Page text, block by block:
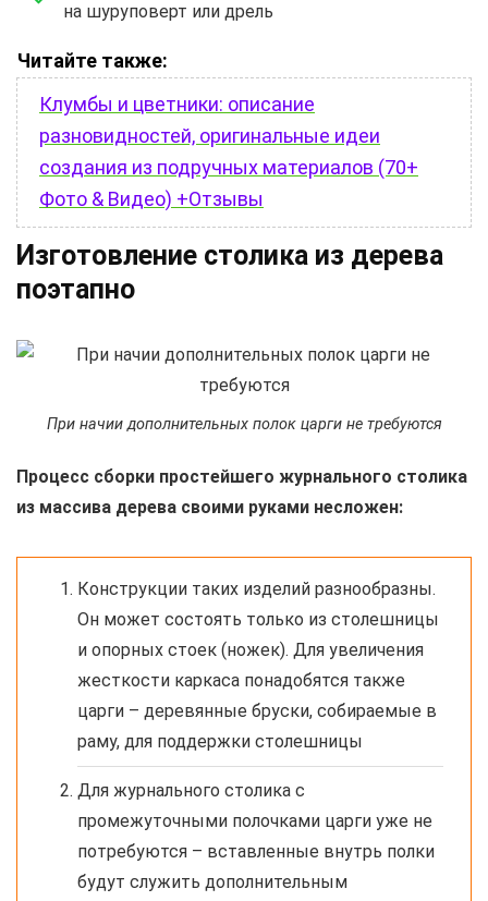
на шуруповерт или дрель
Читайте также:
Клумбы и цветники: описание
разновидностей, оригинальные идеи
создания из подручных материалов (70+
Фото & Видео) +Отзывы
Изготовление столика из дерева
поэтапно
При начии дополнительных полок царги не требуются
Процесс сборки простейшего журнального столика
из массива дерева своими руками несложен:
Конструкции таких изделий разнообразны.
Он может состоять только из столешницы
и опорных стоек (ножек). Для увеличения
жесткости каркаса понадобятся также
царги – деревянные бруски, собираемые в
раму, для поддержки столешницы
Для журнального столика с
промежуточными полочками царги уже не
потребуются – вставленные внутрь полки
будут служить дополнительным